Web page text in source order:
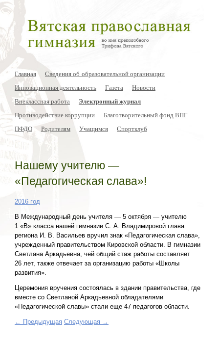
Главная
Сведения об образовательной организации
Инновационная деятельность
Газета
Новости
Внеклассная работа
Электронный журнал
Противодействие коррупции
Благотворительный фонд ВПГ
ПФДО
Родителям Учащимся Спортклуб
Нашему учителю —
«Педагогическая слава»!
2016 год
В Международный день учителя — 5 октября — учителю
1 «В» класса нашей гимназии С. А. Владимировой глава
региона И. В. Васильев вручил знак «Педагогическая слава»,
учрежденный правительством Кировской области. В гимназии
Светлана Аркадьевна, чей общий стаж работы составляет
26 лет, также отвечает за организацию работы «Школы
развития».
Церемония вручения состоялась в здании правительства, где
вместе со Светланой Аркадьевной обладателями
«Педагогической славы» стали еще 47 педагогов области.
← Предыдущая Следующая →